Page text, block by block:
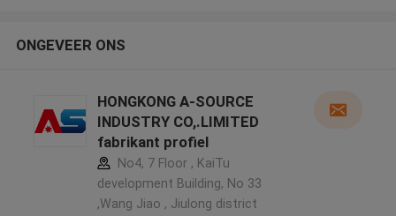
ONGEVEER ONS
HONGKONG A-SOURCE
INDUSTRY CO,.LIMITED
fabrikant profiel
No4, 7 Floor , KaiTu
development Building, No 33
,Wang Jiao , Jiulong district